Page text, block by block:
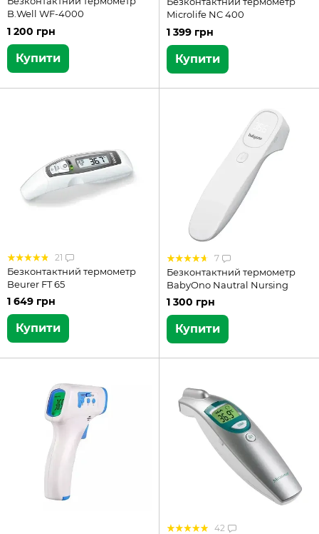
B.Well WF-4000
1 200 грн
Купити
Microlife NC 400
1 399 грн
Купити
21
Безконтактний термометр
Beurer FT 65
1 649 грн
Купити
7
Безконтактний термометр
BabyOno Nautral Nursing
1 300 грн
Купити
42